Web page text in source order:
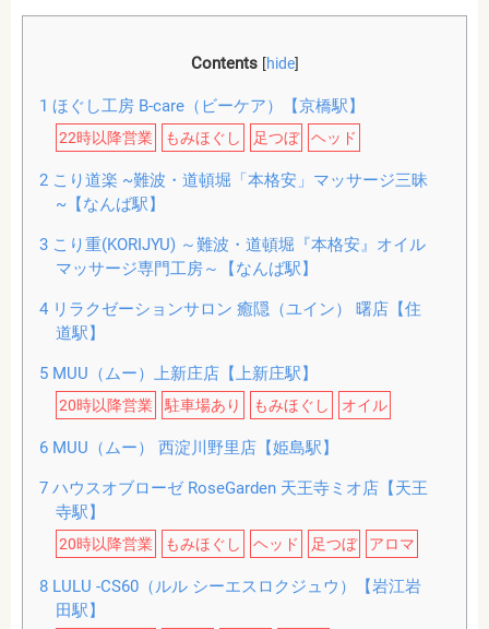
Contents [hide]
1 ほぐし工房 B-care（ビーケア）【京橋駅】
22時以降営業 もみほぐし 足つぼ ヘッド
2こり道楽 ~難波・道頓堀「本格安」マッサージ三昧
~【なんば駅】
3こり重(KORIJYU) ～難波・道頓堀『本格安』オイル
マッサージ専門工房～【なんば駅】
4リラクゼーションサロン 癒隠（ユイン） 曙店【住
道駅】
5MUU（ムー）上新庄店【上新庄駅】
20時以降営業 駐車場あり もみほぐし オイル
6MUU（ムー） 西淀川野里店【姫島駅】
7ハウスオブローゼ RoseGarden 天王寺ミオ店【天王
寺駅】
20時以降営業 もみほぐし ヘッド 足つぼ アロマ
8LULU -CS60（ルル シーエスロクジュウ）【岩江岩
田駅】